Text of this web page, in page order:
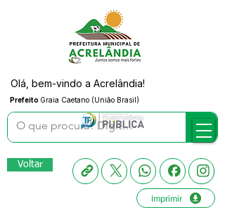
Prefeito Graia Caetano (União Brasil)
Olá, bem-vindo a Acrelândia!
Voltar
Imprimir